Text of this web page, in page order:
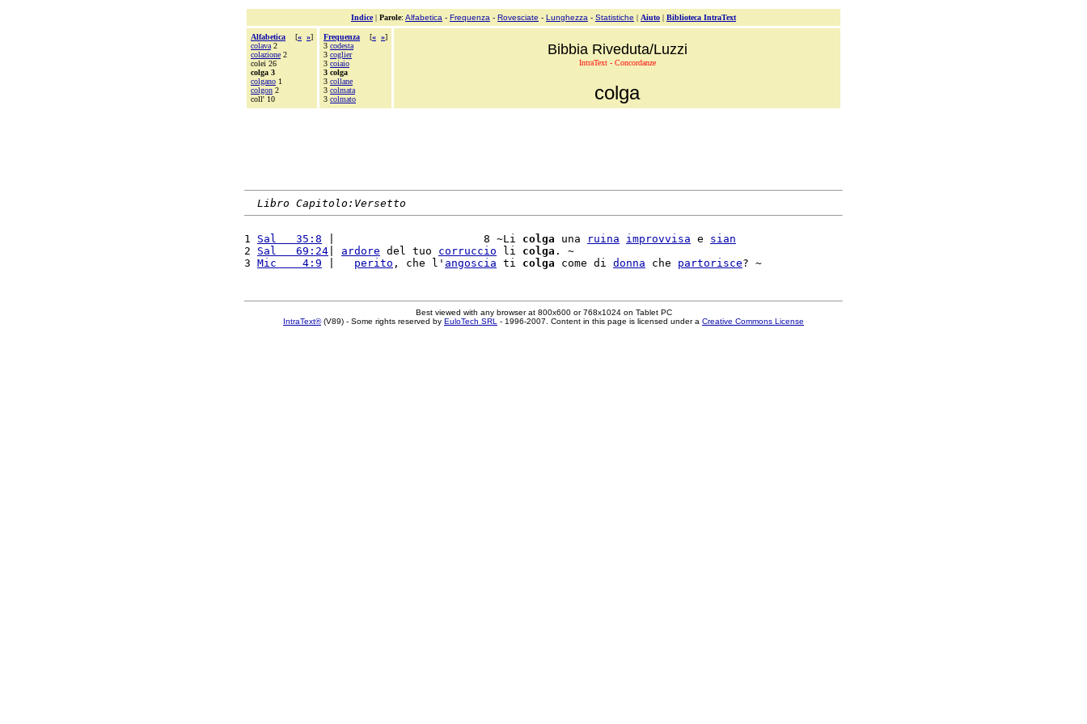
Indice| Parole: Alfabetica - Frequenza - Rovesciate - Lunghezza - Statistiche | Aiuto | Biblioteca IntraText
Alfabetica [« »]
colava 2
colazione 2
colei 26
colga 3
colgano 1
colgon 2
coll' 10
Frequenza [« »]
3 codesta
3 coglier
3 coiaio
3 colga
3 collane
3 colmata
3 colmato
Bibbia Riveduta/Luzzi
IntraText - Concordanze
colga
Libro Capitolo:Versetto
1 Sal   35:8 |                       8 ~Li colga una ruina improvvisa e sian
2 Sal   69:24 ardore del tuo corruccio li colga . ~
3 Mic    4:9 perito , che l' angoscia ti colga come di donna che partorisce
Best viewed with any browser at 800x600 or 768x1024 on Tablet PC
IntraText®(V89) - Some rights reserved by EuloTech SRL - 1996-2007. Content in this page is licensed under a Creative Commons License